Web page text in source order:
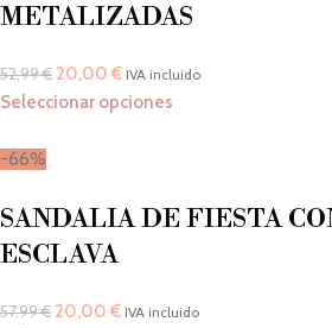
METALIZADAS
52,99€ 20,00 € IVA incluido
Seleccionar opciones
-66%
SANDALIA DE FIESTA
ESCLAVA
57,99€ 20,00 € IVA incluido